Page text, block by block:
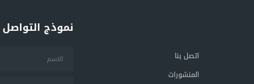
اتصل بنا
المنشورات
نموذج التواصل